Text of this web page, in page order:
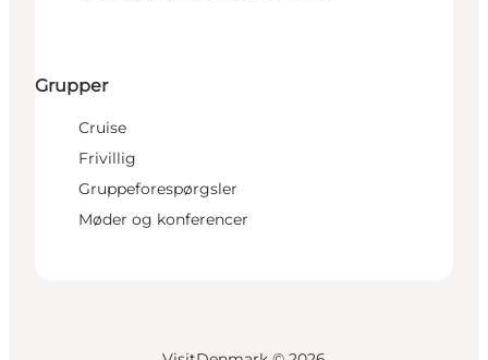
Grupper
Cruise
Frivillig
Gruppeforespørgsler
Møder og konferencer